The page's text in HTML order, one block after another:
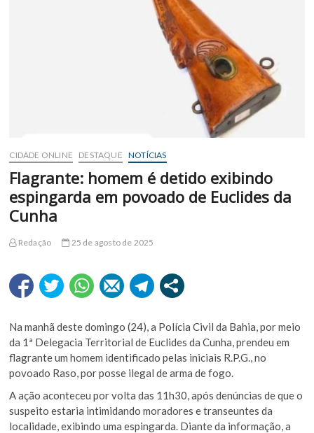
CIDADE ONLINE DESTAQUE NOTÍCIAS
Flagrante: homem é detido exibindo
espingarda em povoado de Euclides da
Cunha
Redação 25 de agosto de 2025
Na manhã deste domingo (24), a Polícia Civil da Bahia, por meio
da 1ª Delegacia Territorial de Euclides da Cunha, prendeu em
flagrante um homem identificado pelas iniciais R.P.G., no
povoado Raso, por posse ilegal de arma de fogo.
A ação aconteceu por volta das 11h30, após denúncias de que o
suspeito estaria intimidando moradores e transeuntes da
localidade, exibindo uma espingarda. Diante da informação, a